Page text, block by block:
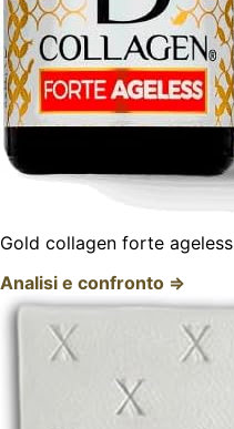
Gold collagen forte ageless
Analisi e confronto ⇒